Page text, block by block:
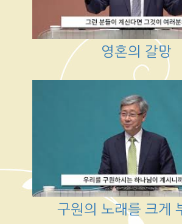
영혼의 갈망
구원의 노래를 크게